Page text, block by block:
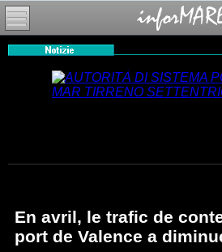
En avril, le trafic de
port de Valence a